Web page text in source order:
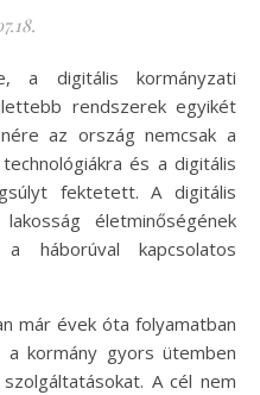
rendszerek egyikét
az ország nemcsak a
és a digitális
fektetett. A digitális
életminőségének
háborúval kapcsolatos
már évek óta folyamatban
kormány gyors ütemben
A cél nem